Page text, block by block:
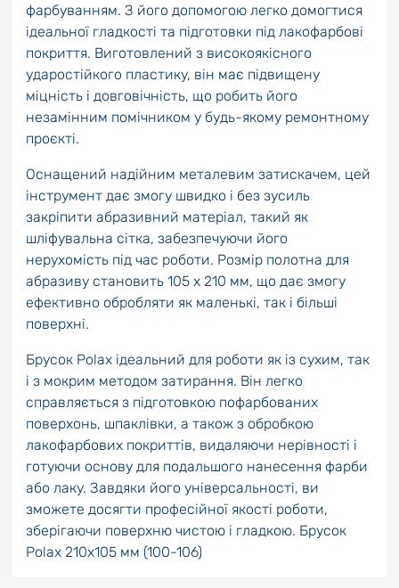
фарбуванням. З його допомогою легко домогтися
ідеальної гладкості та підготовки під лакофарбові
покриття. Виготовлений з високоякісного
ударостійкого пластику, він має підвищену
міцність і довговічність, що робить його
незамінним помічником у будь-якому ремонтному
проєкті.
Оснащений надійним металевим затискачем, цей
інструмент дає змогу швидко і без зусиль
закріпити абразивний матеріал, такий як
шліфувальна сітка, забезпечуючи його
нерухомість під час роботи. Розмір полотна для
абразиву становить 105 х 210 мм, що дає змогу
ефективно обробляти як маленькі, так і більші
поверхні.
Брусок Polax ідеальний для роботи як із сухим, так
і з мокрим методом затирання. Він легко
справляється з підготовкою пофарбованих
поверхонь, шпаклівки, а також з обробкою
лакофарбових покриттів, видаляючи нерівності і
готуючи основу для подальшого нанесення фарби
або лаку. Завдяки його універсальності, ви
зможете досягти професійної якості роботи,
зберігаючи поверхню чистою і гладкою. Брусок
Polax 210х105 мм (100-106)